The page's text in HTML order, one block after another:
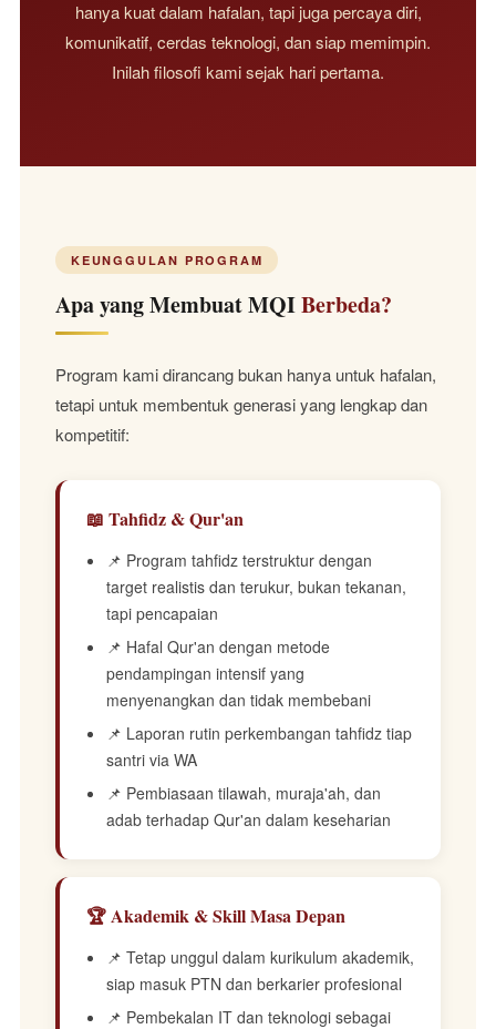
hanya kuat dalam hafalan, tapi juga percaya diri,
komunikatif, cerdas teknologi, dan siap memimpin.
Inilah filosofi kami sejak hari pertama.
KEUNGGULAN PROGRAM
Apa yang Membuat MQIBerbeda?
Program kami dirancang bukan hanya untuk hafalan,
tetapi untuk membentuk generasi yang lengkap dan
kompetitif:
📖 Tahfidz & Qur'an
📌 Program tahfidz terstruktur dengan
target realistis dan terukur, bukan tekanan,
tapi pencapaian
📌 Hafal Qur'an dengan metode
pendampingan intensif yang
menyenangkan dan tidak membebani
📌 Laporan rutin perkembangan tahfidz tiap
santri via WA
📌 Pembiasaan tilawah, muraja'ah, dan
adab terhadap Qur'an dalam keseharian
🏆 Akademik & Skill Masa Depan
📌 Tetap unggul dalam kurikulum akademik,
siap masuk PTN dan berkarier profesional
📌 Pembekalan IT dan teknologi sebagai